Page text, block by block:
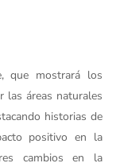
que mostrará los
las áreas naturales
historias de
positivo en la
cambios en la